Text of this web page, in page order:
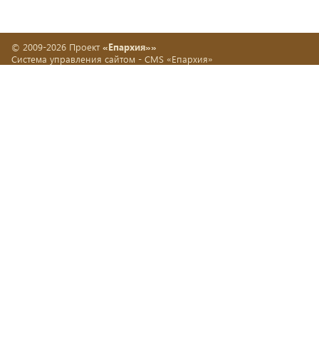
© 2009-2026 Проект «Епархия»»
Система управления сайтом - CMS «Епархия»